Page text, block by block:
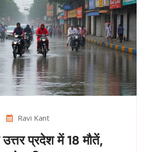
Ravi Kant
उत्तर प्रदेश में 18 मौतें,